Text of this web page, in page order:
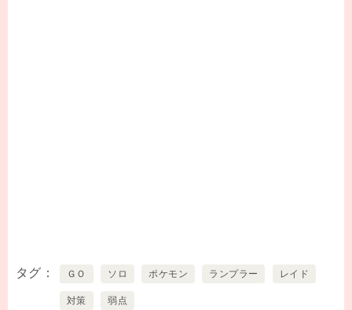
タグ ＧＯ ソロ ポケモン ランプラー レイド
対策 弱点